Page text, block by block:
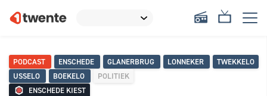
PODCAST ENSCHEDE GLANERBRUG LONNEKER
TWEKKELO
USSELO
BOEKELO
POLITIEK
ENSCHEDE KIEST